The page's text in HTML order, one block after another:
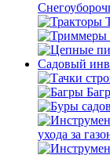
Садовый
ухода за